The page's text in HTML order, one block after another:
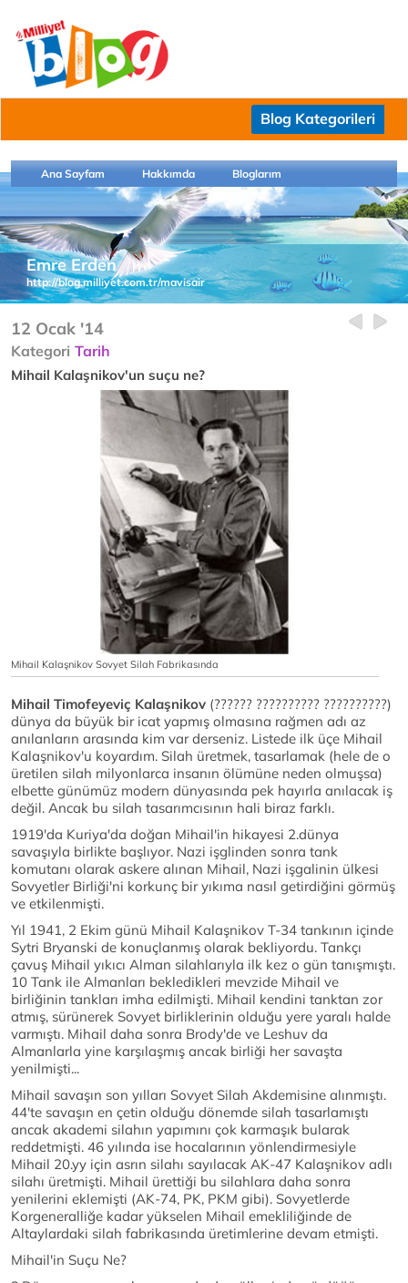
Blog Kategorileri
Ana Sayfam Hakkımda Bloglarım
Emre Erden
http://blog.milliyet.com.tr/mavisair
12 Ocak '14
Kategori Tarih
Mihail Kalaşnikov'un suçu ne?
Mihail Kalaşnikov Sovyet Silah Fabrikasında
Mihail Timofeyeviç Kalaşnikov (?????? ?????????? ??????????)
dünya da büyük bir icat yapmış olmasına rağmen adı az
anılanların arasında kim var derseniz. Listede ilk üçe Mihail
Kalaşnikov'u koyardım. Silah üretmek, tasarlamak (hele de o
üretilen silah milyonlarca insanın ölümüne neden olmuşsa)
elbette günümüz modern dünyasında pek hayırla anılacak iş
değil. Ancak bu silah tasarımcısının hali biraz farklı.
1919'da Kuriya'da doğan Mihail'in hikayesi 2.dünya
savaşıyla birlikte başlıyor. Nazi işglinden sonra tank
komutanı olarak askere alınan Mihail, Nazi işgalinin ülkesi
Sovyetler Birliği'ni korkunç bir yıkıma nasıl getirdiğini görmüş
ve etkilenmişti.
Yıl 1941, 2 Ekim günü Mihail Kalaşnikov T-34 tankının içinde
Sytri Bryanski de konuçlanmış olarak bekliyordu. Tankçı
çavuş Mihail yıkıcı Alman silahlarıyla ilk kez o gün tanışmıştı.
10 Tank ile Almanları bekledikleri mevzide Mihail ve
birliğinin tankları imha edilmişti. Mihail kendini tanktan zor
atmış, sürünerek Sovyet birliklerinin olduğu yere yaralı halde
varmıştı. Mihail daha sonra Brody'de ve Leshuv da
Almanlarla yine karşılaşmış ancak birliği her savaşta
yenilmişti...
Mihail savaşın son yılları Sovyet Silah Akdemisine alınmıştı.
44'te savaşın en çetin olduğu dönemde silah tasarlamıştı
ancak akademi silahın yapımını çok karmaşık bularak
reddetmişti. 46 yılında ise hocalarının yönlendirmesiyle
Mihail 20.yy için asrın silahı sayılacak AK-47 Kalaşnikov adlı
silahı üretmişti. Mihail ürettiği bu silahlara daha sonra
yenilerini eklemişti (AK-74, PK, PKM gibi). Sovyetlerde
Korgeneralliğe kadar yükselen Mihail emekliliğinde de
Altaylardaki silah fabrikasında üretimlerine devam etmişti.
Mihail'in Suçu Ne?